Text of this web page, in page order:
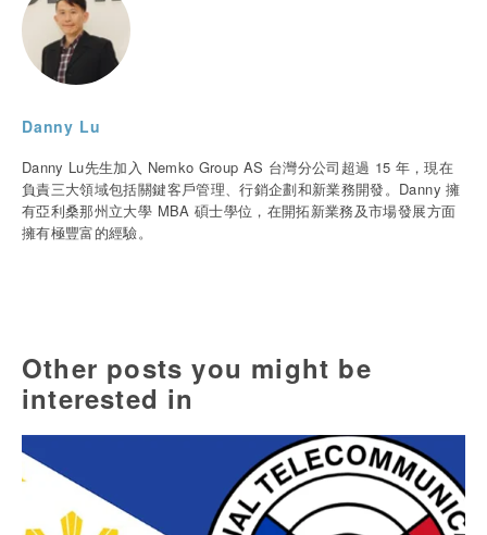
Danny Lu
Danny Lu先生加入 Nemko Group AS 台灣分公司超過 15 年，現在
負責三大領域包括關鍵客戶管理、行銷企劃和新業務開發。Danny 擁
有亞利桑那州立大學 MBA 碩士學位，在開拓新業務及市場發展方面
擁有極豐富的經驗。
Other posts you might be
interested in